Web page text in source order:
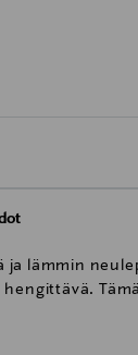
ja lämmin
hengittävä.